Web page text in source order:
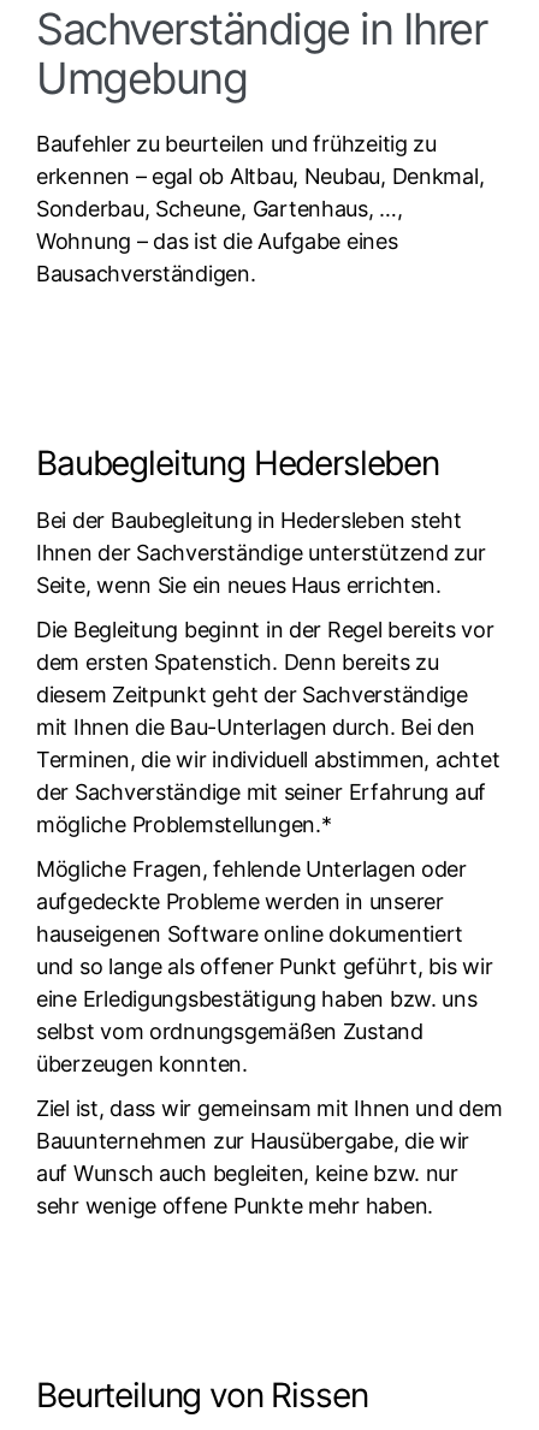
Sachverständige in Ihrer
Umgebung
Baufehler zu beurteilen und frühzeitig zu
erkennen – egal ob Altbau, Neubau, Denkmal,
Sonderbau, Scheune, Gartenhaus, …,
Wohnung – das ist die Aufgabe eines
Bausachverständigen.
Baubegleitung Hedersleben
Bei der Baubegleitung in Hedersleben steht
Ihnen der Sachverständige unterstützend zur
Seite, wenn Sie ein neues Haus errichten.
Die Begleitung beginnt in der Regel bereits vor
dem ersten Spatenstich. Denn bereits zu
diesem Zeitpunkt geht der Sachverständige
mit Ihnen die Bau-Unterlagen durch. Bei den
Terminen, die wir individuell abstimmen, achtet
der Sachverständige mit seiner Erfahrung auf
mögliche Problemstellungen.*
Mögliche Fragen, fehlende Unterlagen oder
aufgedeckte Probleme werden in unserer
hauseigenen Software online dokumentiert
und so lange als offener Punkt geführt, bis wir
eine Erledigungsbestätigung haben bzw. uns
selbst vom ordnungsgemäßen Zustand
überzeugen konnten.
Ziel ist, dass wir gemeinsam mit Ihnen und dem
Bauunternehmen zur Hausübergabe, die wir
auf Wunsch auch begleiten, keine bzw. nur
sehr wenige offene Punkte mehr haben.
Beurteilung von Rissen